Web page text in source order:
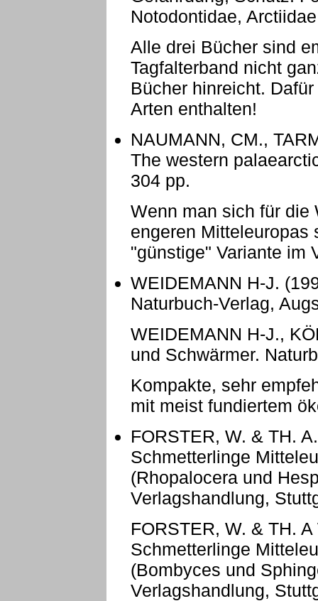
Notodontidae,
Alle drei Bücher sind
Tagfalterband nicht
Bücher hinreicht.
Arten enthalten!
NAUMANN, CM.,
The western
304 pp.
Wenn man sich für die
engeren Mitteleuropas
"günstige" Variante im
WEIDEMANN H-J.
Naturbuch-Verlag,
WEIDEMANN H-J.,
und Schwärmer.
Kompakte, sehr
mit meist fundiertem
FORSTER, W. & TH.
Schmetterlinge
(Rhopalocera und
Verlagshandlung,
FORSTER, W. & TH.
Schmetterlinge
(Bombyces und
Verlagshandlung,